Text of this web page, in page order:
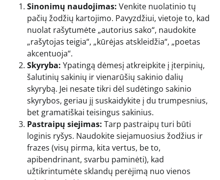
Sinonimų naudojimas: Venkite nuolatinio tų
pačių žodžių kartojimo. Pavyzdžiui, vietoje to, kad
nuolat rašytumėte „autorius sako“, naudokite
„rašytojas teigia“, „kūrėjas atskleidžia“, „poetas
akcentuoja“.
Skyryba: Ypatingą dėmesį atkreipkite į įterpinių,
šalutinių sakinių ir vienarūšių sakinio dalių
skyrybą. Jei nesate tikri dėl sudėtingo sakinio
skyrybos, geriau jį suskaidykite į du trumpesnius,
bet gramatiškai teisingus sakinius.
Pastraipų siejimas: Tarp pastraipų turi būti
loginis ryšys. Naudokite siejamuosius žodžius ir
frazes (visų pirma, kita vertus, be to,
apibendrinant, svarbu paminėti), kad
užtikrintumėte sklandų perėjimą nuo vienos